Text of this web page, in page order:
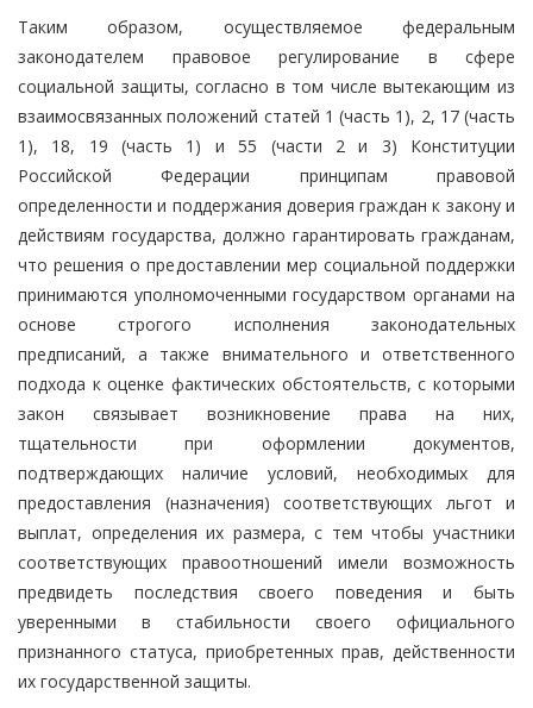
Таким образом, осуществляемое федеральным
законодателем правовое регулирование в сфере
социальной защиты, согласно в том числе вытекающим из
взаимосвязанных положений статей 1 (часть 1), 2, 17 (часть
1), 18, 19 (часть 1) и 55 (части 2 и 3) Конституции
Российской Федерации принципам правовой
определенности и поддержания доверия граждан к закону и
действиям государства, должно гарантировать гражданам,
что решения о предоставлении мер социальной поддержки
принимаются уполномоченными государством органами на
основе строгого исполнения законодательных
предписаний, а также внимательного и ответственного
подхода к оценке фактических обстоятельств, с которыми
закон связывает возникновение права на них,
тщательности при оформлении документов,
подтверждающих наличие условий, необходимых для
предоставления (назначения) соответствующих льгот и
выплат, определения их размера, с тем чтобы участники
соответствующих правоотношений имели возможность
предвидеть последствия своего поведения и быть
уверенными в стабильности своего официального
признанного статуса, приобретенных прав, действенности
их государственной защиты.